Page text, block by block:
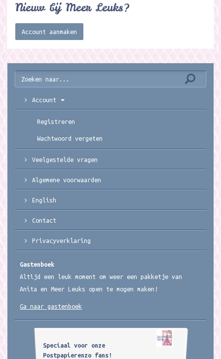
Nieuw bij Meer Leuks?
Account aanmaken
Account
Registreren
Wachtwoord vergeten
Veelgestelde vragen
Algemene voorwaarden
English
Contact
Privacyverklaring
Gastenboek
Altijd een leuk moment om weer een pakketje van
Anita en Meer Leuks open te mogen maken!
Ga naar gastenboek
Speciaal voor onze
Postpapierenzo fans!